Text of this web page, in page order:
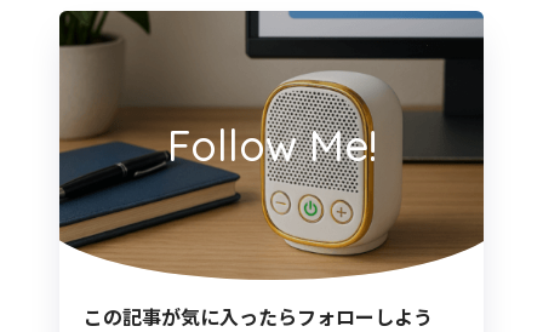
Follow Me!
この記事が気に入ったらフォローしよう